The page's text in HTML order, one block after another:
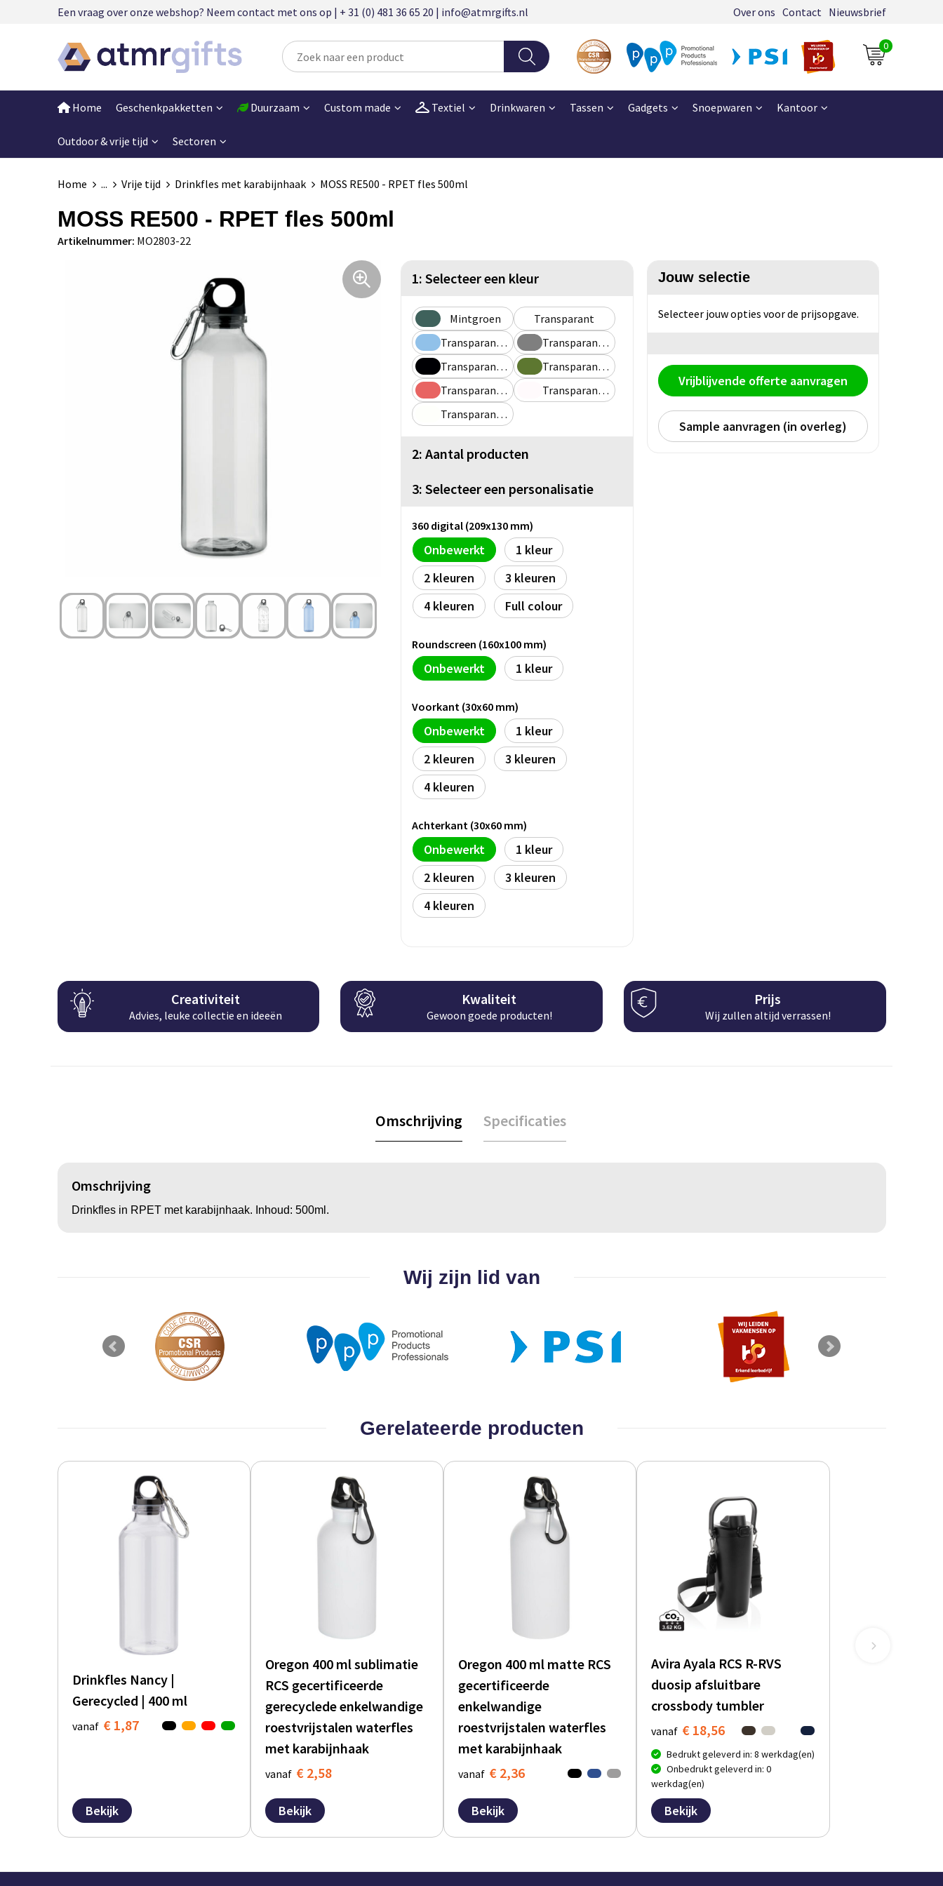
Een vraag over onze webshop? Neem contact met ons op | + 31 (0) 481 36 65 20 | info@atmrgifts.nl Over ons Contact Nieuwsbrief
0
Home Geschenkpakketten Duurzaam Custom made Textiel Drinkwaren Tassen Gadgets Snoepwaren Kantoor
Outdoor & vrije tijd Sectoren
Home ... Vrije tijd Drinkfles met karabijnhaak MOSS RE500 - RPET fles 500ml
MOSS RE500 - RPET fles 500ml
Artikelnummer: MO2803-22
1: Selecteer een kleur
Mintgroen
Transparant
Transparant Blauw
Transparant Grijs
Transparant Licht Blauw
Transparant Lime
Transparant Rood
Transparant Rose
Transparant Violet
2: Aantal producten
3: Selecteer een personalisatie
360 digital (209x130 mm)
Onbewerkt
1
2
3
4
Full colour
Roundscreen (160x100 mm)
Onbewerkt 1
Voorkant (30x60 mm)
Onbewerkt
1
2
3
4
Achterkant (30x60 mm)
Onbewerkt
1
2
3
4
Jouw selectie
Selecteer jouw opties voor de prijsopgave.
Vrijblijvende offerte aanvragen
Sample aanvragen (in overleg)
Creativiteit
Advies, leuke collectie en ideeën
Kwaliteit
Gewoon goede producten!
Prijs
Wij zullen altijd verrassen!
Omschrijving Specificaties
Omschrijving
Drinkfles in RPET met karabijnhaak. Inhoud: 500ml.
Wij zijn lid van
Gerelateerde producten
Drinkfles Nancy |
Gerecycled | 400 ml
vanaf € 1,87
Bekijk
Oregon 400 ml sublimatie
RCS gecertificeerde
gerecyclede enkelwandige
roestvrijstalen waterfles
met karabijnhaak
vanaf € 2,58
Bekijk
Oregon 400 ml matte RCS
gecertificeerde
enkelwandige
roestvrijstalen waterfles
met karabijnhaak
vanaf € 2,36
Bekijk
Avira Ayala RCS R-RVS
duosip afsluitbare
crossbody tumbler
vanaf € 18,56
Bedrukt geleverd in: 8 werkdag(en)
Onbedrukt geleverd in: 0
werkdag(en)
Bekijk